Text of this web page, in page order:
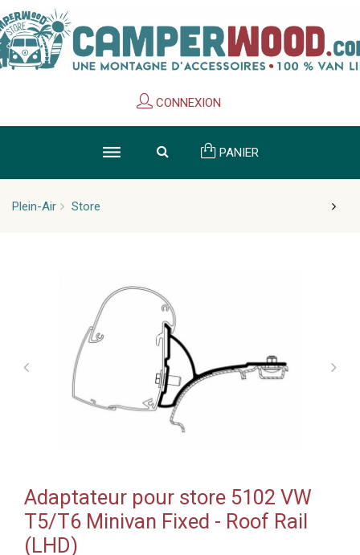
CONNEXION
PANIER
Plein-Air Store
Adaptateur pour store 5102 VW
T5/T6 Minivan Fixed - Roof Rail
(LHD)
Cookies management panel